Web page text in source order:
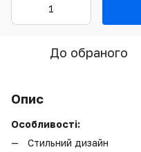
До обраного
Опис
Особливості:
Стильний дизайн